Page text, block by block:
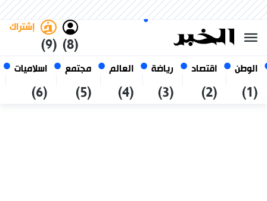
الوطن
(1)
اقتصاد
(2)
رياضة
(3)
العالم
(4)
مجتمع
(5)
اسلاميات
(6)
(8)
إشتراك
(9)
07 أغسطس 2026
الجزائر